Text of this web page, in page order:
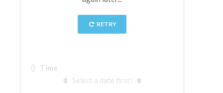
la Basilique de Santa Croce
Réserver
FR